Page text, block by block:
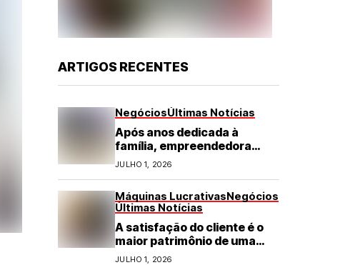
ARTIGOS RECENTES
NegóciosÚltimas Notícias
Após anos dedicada à
família, empreendedora
transforma franquia de
turismo em negócio de
JULHO 1, 2026
Máquinas LucrativasNegócios
Últimas Notícias
A satisfação do cliente é o
maior patrimônio de uma
franquia
JULHO 1, 2026